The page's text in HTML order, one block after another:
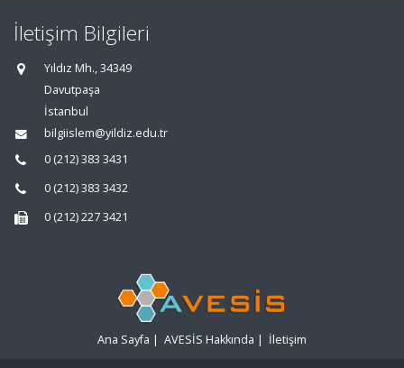
İletişim Bilgileri
Yıldız Mh., 34349
Davutpaşa
İstanbul
bilgiislem@yildiz.edu.tr
0 (212) 383 3431
0 (212) 383 3432
0 (212) 227 3421
Ana Sayfa | AVESİS Hakkında | İletişim